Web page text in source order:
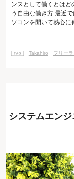
ンスとして働くとは
う自由な働き方 最近
ソコンを開いて熱心に
した。 ITの進化によ
ルとしてのノマドワー
Takahiro フリー
システムエン